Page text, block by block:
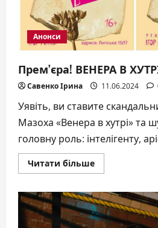
Анонси
Прем’єра! ВЕНЕРА В
Савенко Ірина 11.06.2024
Уявіть, ви ставите
Мазоха «Венера в хутрі» та
головну роль: інтелігенту,
Читати більшеДокладніше
про
В
ХУТРІ
(16
плюс)